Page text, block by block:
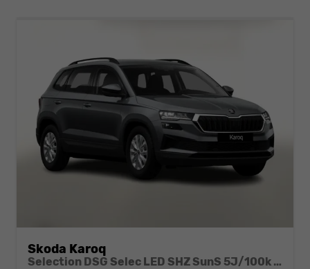
Skoda Karoq
Selection DSG Selec LED SHZ SunS 5J/100k Temp VirtC